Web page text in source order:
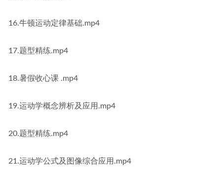
16.牛顿运动定律基础.mp4
17.题型精练.mp4
18.暑假收心课 .mp4
19.运动学概念辨析及应用.mp4
20.题型精练.mp4
21.运动学公式及图像综合应用.mp4